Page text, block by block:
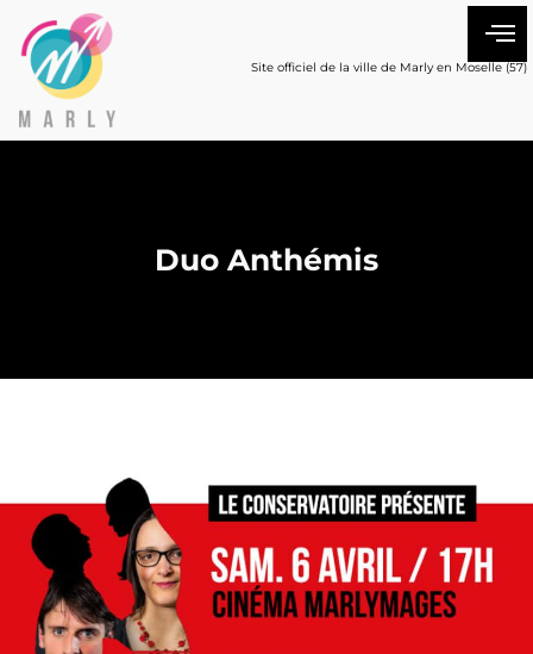
Site officiel de la ville de Marly en Moselle (57)
Duo Anthémis